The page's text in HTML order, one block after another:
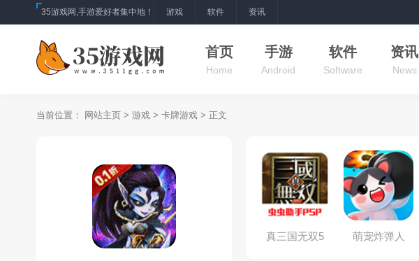
35游戏网,手游爱好者集中地！ 游戏 软件 资讯
首页
Home
手游
Android
软件
Software
资讯
News
当前位置： 网站主页 > 游戏 > 卡牌游戏 > 正文
真三国无双5 萌宠炸弹人